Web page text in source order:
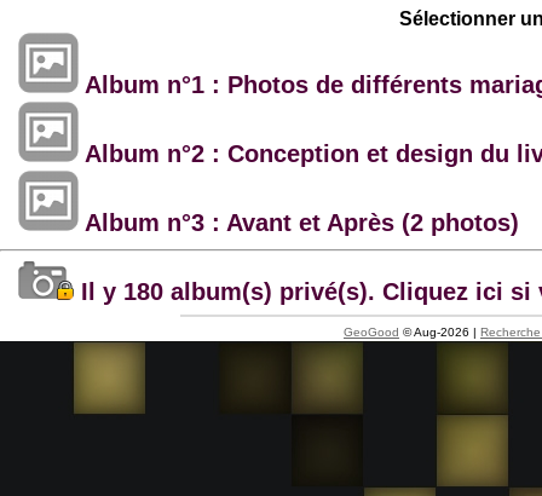
Sélectionner
Album n°1 : Photos de différents
Album n°2 : Conception et design du
Album n°3 : Avant et Après (2 photos)
Il y 180 album(s) privé(s). Cliquez ici si
GeoGood © Aug-2026 |